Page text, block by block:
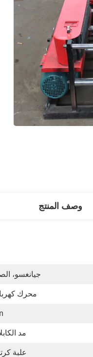
وصف المنتج
جيانغسو،
محرك
مد
علبة